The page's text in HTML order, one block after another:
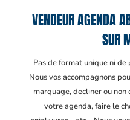
VENDEUR AGENDA
SUR
Pas de format unique ni
Nous vos accompagnons
marquage, decliner ou
votre agenda, faire le